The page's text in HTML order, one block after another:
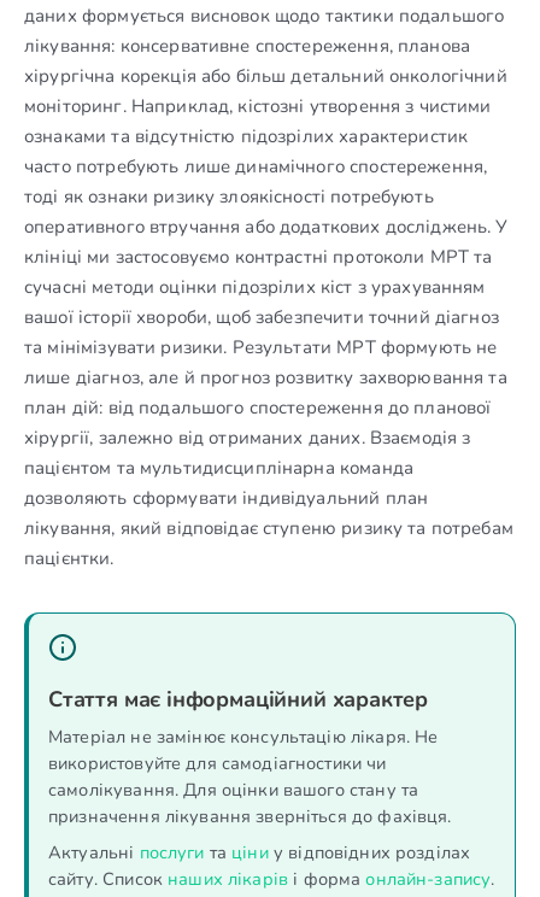
даних формується висновок щодо тактики подальшого
лікування: консервативне спостереження, планова
хірургічна корекція або більш детальний онкологічний
моніторинг. Наприклад, кістозні утворення з чистими
ознаками та відсутністю підозрілих характеристик
часто потребують лише динамічного спостереження,
тоді як ознаки ризику злоякісності потребують
оперативного втручання або додаткових досліджень. У
клініці ми застосовуємо контрастні протоколи МРТ та
сучасні методи оцінки підозрілих кіст з урахуванням
вашої історії хвороби, щоб забезпечити точний діагноз
та мінімізувати ризики. Результати МРТ формують не
лише діагноз, але й прогноз розвитку захворювання та
план дій: від подальшого спостереження до планової
хірургії, залежно від отриманих даних. Взаємодія з
пацієнтом та мультидисциплінарна команда
дозволяють сформувати індивідуальний план
лікування, який відповідає ступеню ризику та потребам
пацієнтки.
Стаття має інформаційний характер
Матеріал не замінює консультацію лікаря. Не
використовуйте для самодіагностики чи
самолікування. Для оцінки вашого стану та
призначення лікування зверніться до фахівця.
Актуальні послуги та ціниу відповідних розділах
сайту. Список наших лікарів і формаонлайн-запису.